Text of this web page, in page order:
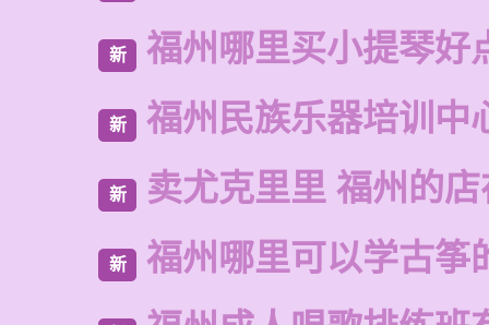
新 福州哪里买小提琴好
新 福州民族乐器培训中
新 卖尤克里里 福州的
新 福州哪里可以学古筝